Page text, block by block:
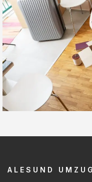
ALESUND